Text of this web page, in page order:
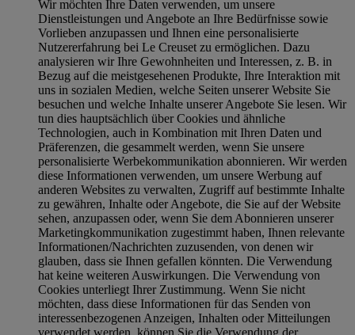
Wir möchten Ihre Daten verwenden, um unsere
Dienstleistungen und Angebote an Ihre Bedürfnisse sowie
Vorlieben anzupassen und Ihnen eine personalisierte
Nutzererfahrung bei Le Creuset zu ermöglichen. Dazu
analysieren wir Ihre Gewohnheiten und Interessen, z. B. in
Bezug auf die meistgesehenen Produkte, Ihre Interaktion mit
uns in sozialen Medien, welche Seiten unserer Website Sie
besuchen und welche Inhalte unserer Angebote Sie lesen. Wir
tun dies hauptsächlich über Cookies und ähnliche
Technologien, auch in Kombination mit Ihren Daten und
Präferenzen, die gesammelt werden, wenn Sie unsere
personalisierte Werbekommunikation abonnieren. Wir werden
diese Informationen verwenden, um unsere Werbung auf
anderen Websites zu verwalten, Zugriff auf bestimmte Inhalte
zu gewähren, Inhalte oder Angebote, die Sie auf der Website
sehen, anzupassen oder, wenn Sie dem Abonnieren unserer
Marketingkommunikation zugestimmt haben, Ihnen relevante
Informationen/Nachrichten zuzusenden, von denen wir
glauben, dass sie Ihnen gefallen könnten. Die Verwendung
hat keine weiteren Auswirkungen. Die Verwendung von
Cookies unterliegt Ihrer Zustimmung. Wenn Sie nicht
möchten, dass diese Informationen für das Senden von
interessenbezogenen Anzeigen, Inhalten oder Mitteilungen
verwendet werden, können Sie die Verwendung der